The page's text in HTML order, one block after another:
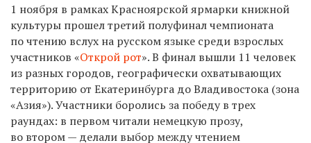
1 ноября в рамках Красноярской ярмарки книжной
культуры прошел третий полуфинал чемпионата
по чтению вслух на русском языке среди взрослых
участников «Открой рот». В финал вышли 11 человек
из разных городов, географически охватывающих
территорию от Екатеринбурга до Владивостока (зона
«Азия»). Участники боролись за победу в трех
раундах: в первом читали немецкую прозу,
во втором — делали выбор между чтением